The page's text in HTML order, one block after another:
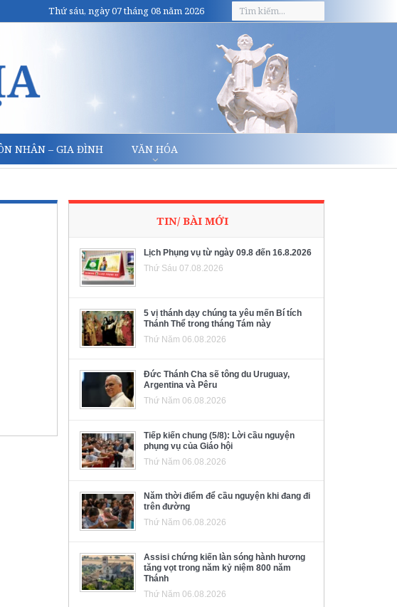
Thứ sáu, ngày 07 tháng 08 năm 2026
NHÂN – GIA ĐÌNH VĂN HÓA
TIN/ BÀI MỚI
Lịch Phụng vụ từ ngày 09.8 đến 16.8.2026
Thứ Sáu 07.08.2026
5 vị thánh dạy chúng ta yêu mến Bí tích
Thánh Thể trong tháng Tám này
Thứ Năm 06.08.2026
Đức Thánh Cha sẽ tông du Uruguay,
Argentina và Pêru
Thứ Năm 06.08.2026
Tiếp kiến chung (5/8): Lời cầu nguyện
phụng vụ của Giáo hội
Thứ Năm 06.08.2026
Năm thời điểm để cầu nguyện khi đang đi
trên đường
Thứ Năm 06.08.2026
Assisi chứng kiến làn sóng hành hương
tăng vọt trong năm kỷ niệm 800 năm
Thánh
Thứ Năm 06.08.2026